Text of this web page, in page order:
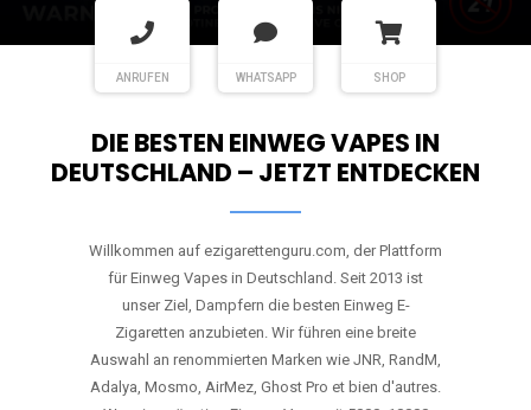
ANRUFEN WHATSAPP SHOP
DIE BESTEN EINWEG VAPES IN
DEUTSCHLAND – JETZT ENTDECKEN
Willkommen auf ezigarettenguru.com, der Plattform
für Einweg Vapes in Deutschland. Seit 2013 ist
unser Ziel, Dampfern die besten Einweg E-
Zigaretten anzubieten. Wir führen eine breite
Auswahl an renommierten Marken wie JNR, RandM,
Adalya, Mosmo, AirMez, Ghost Pro et bien d'autres.